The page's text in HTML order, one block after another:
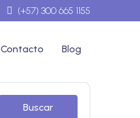
(+57) 300 665 1155
Contacto Blog
Buscar